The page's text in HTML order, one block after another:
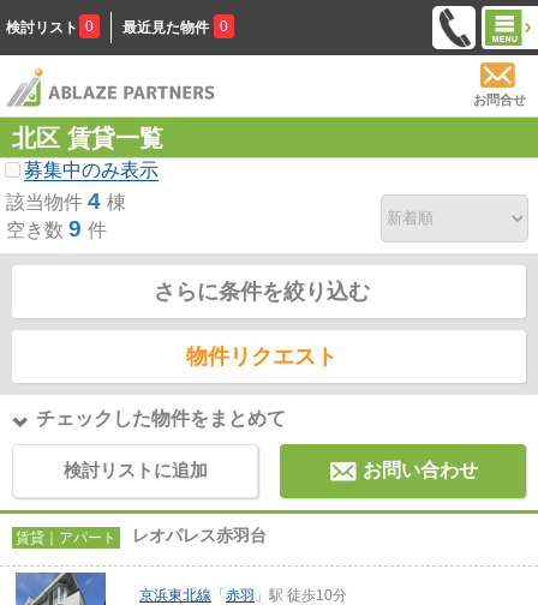
検討リスト 0 最近見た物件 0
お問合せ
北区 賃貸一覧
募集中のみ表示
該当物件 4 棟
空き数 9 件
さらに条件を絞り込む
物件リクエスト
チェックした物件をまとめて
検討リストに追加 お問い合わせ
賃貸｜アパート レオパレス赤羽台
京浜東北線 「 赤羽 」駅 徒歩10分